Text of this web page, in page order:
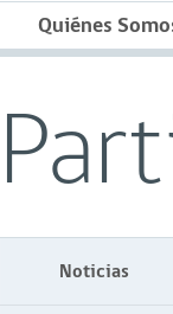
Quiénes
Noticias